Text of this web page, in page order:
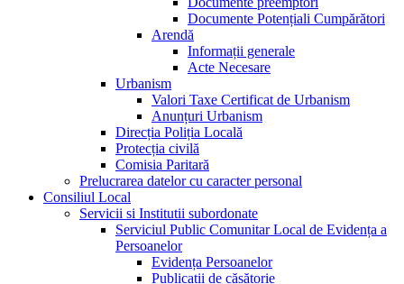
Documente Potențiali Cumpărători
Arendă
Informații generale
Acte Necesare
Urbanism
Valori Taxe Certificat de Urbanism
Anunțuri Urbanism
Direcția Poliția Locală
Protecția civilă
Comisia Paritară
Prelucrarea datelor cu caracter personal
Consiliul Local
Servicii si Institutii subordonate
Serviciul Public Comunitar Local de Evidența a
Persoanelor
Evidența Persoanelor
Publicații de căsătorie